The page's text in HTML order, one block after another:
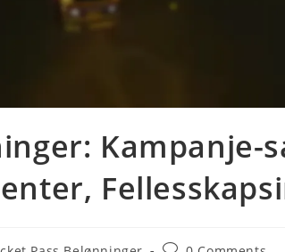
Kampanje-